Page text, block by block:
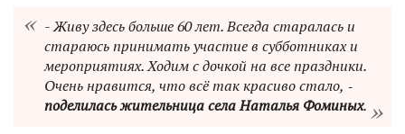
- Живу здесь больше 60 лет. Всегда старалась и
стараюсь принимать участие в субботниках и
мероприятиях. Ходим с дочкой на все праздники.
Очень нравится, что всё так красиво стало, ‑
поделилась жительница села Наталья Фоминых.